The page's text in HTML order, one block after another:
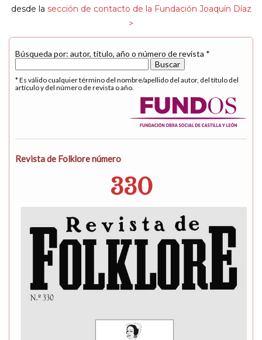
desde la sección de contacto de la Fundación Joaquín Díaz
>
Búsqueda por: autor, título, año o número de revista *
* Es válido cualquier término del nombre/apellido del autor, del título del
artículo y del número de revista o año.
Revista de Folklore número
330